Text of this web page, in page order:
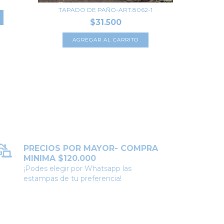
TAPADO DE PAÑO-ART.8062-1
$31.500
AGREGAR AL CARRITO
PRECIOS POR MAYOR- COMPRA
MINIMA $120.000
¡Podes elegir por Whatsapp las
estampas de tu preferencia!